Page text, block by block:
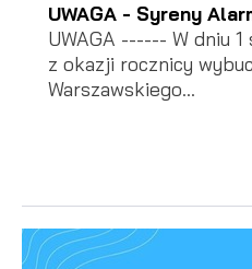
UWAGA - Syreny
UWAGA ------ W dniu
z okazji rocznicy
Warszawskiego...